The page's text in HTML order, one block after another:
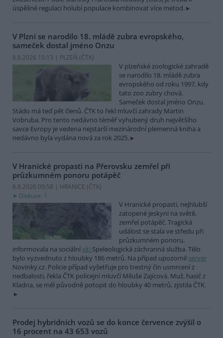
úspěšné regulaci holubí populace kombinovat více metod.
V Plzni se narodilo 18. mládě zubra evropského,
sameček dostal jméno Onzu
8.8.2026 10:13 | PLZEŇ (ČTK)
V plzeňské zoologické zahradě
se narodilo 18. mládě zubra
evropského od roku 1997, kdy
tato zoo zubry chová.
Sameček dostal jméno Onzu.
Stádo má teď pět členů. ČTK to řekl mluvčí zahrady Martin
Vobruba. Pro tento nedávno téměř vyhubený druh největšího
savce Evropy je vedena nejstarší mezinárodní plemenná kniha a
nedávno byla vydána nová za rok 2025.
V Hranické propasti na Přerovsku zemřel při
průzkumném ponoru potápěč
8.8.2026 09:58 | HRANICE (ČTK)
Diskuse: 1
V Hranické propasti, nejhlubší
zatopené jeskyni na světě,
zemřel potápěč. Tragická
událost se stala ve středu při
průzkumném ponoru,
informovala na sociální síti Speleologická záchranná služba. Tělo
bylo vyzvednuto z hloubky 186 metrů. Na případ upozornil server
Novinky.cz. Policie případ vyšetřuje pro trestný čin usmrcení z
nedbalosti, řekla ČTK policejní mluvčí Miluše Zajícová. Muž, hasič z
Kladna, se měl původně potopit do hloubky 40 metrů, zjistila ČTK.
Prodej hybridních vozů se do konce července zvýšil o
16 procent na 43 653 vozů